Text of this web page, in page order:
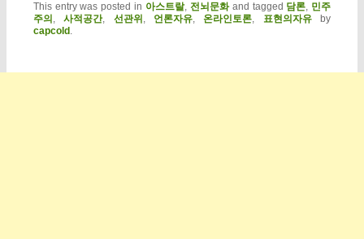
This entry was posted in 아스트랄, 전뇌문화and tagged 담론, 민주
주의 ,사적공간, 선관위 , 언론자유,온라인토론, 표현의자유by
capcold .